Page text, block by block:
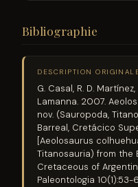
Bibliographie
DESCRIPTION
G. Casal, R. D.
Lamanna. 2007.
nov. (Sauropoda,
Barreal, Cretácico
[Aeolosaurus
Titanosauria) from the
Cretaceous of
Paleontologia 10(1):53-